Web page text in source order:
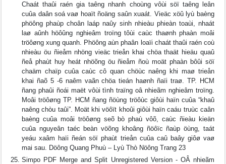
Chaát thaûi raén gia taêng nhanh choùng vôùi söï taêng leân
cuûa daân soá vaø hoaït ñoäng saûn xuaát. Vieäc xöû lyù baèng
phöông phaùp choân laáp naûy sinh nhieàu phieàn toaùi, nhaát
laø aûnh höôûng nghieâm troïng tôùi caùc thaønh phaàn moâi
tröôøng xung quanh. Phöông aùn phaân loaïi chaát thaûi raén coù
nhieàu öu ñieåm nhöng vieäc trieån khai chöa thaät hieäu quaû
ñeå phaùt huy heát nhöõng öu ñieåm ñoù moät phaàn bôûi söï
chaäm chaïp cuûa caùc cô quan chöùc naêng khi maø trieån
khai ñaõ 5 -6 naêm vaãn chöa tieán haønh ñaïi traø. TP. HCM
ñang phaûi ñoái maët vôùi tình traïng oâ nhieãm nghieâm troïng.
Moâi tröôøng TP. HCM ñang ñöùng tröôùc giôùi haïn cuûa “khaû
naêng chòu taûi”. Moät khi vöôït khoûi giôùi haïn caáu truùc caân
baèng cuûa moâi tröôøng seõ bò phaù vôõ, caùc ñieàu kieän
cuûa nguyeân taéc beàn vöõng khoâng ñöôïc ñaùp öùng, taát
yeáu xaâm haïi ñeán söï phaùt trieån cuûa caû baây giôø vaø
mai sau. Döông Quang Phuù – Lyù Thò Nöông Trang 23
Simpo PDF Merge and Split Unregistered Version - OÂ nhieãm